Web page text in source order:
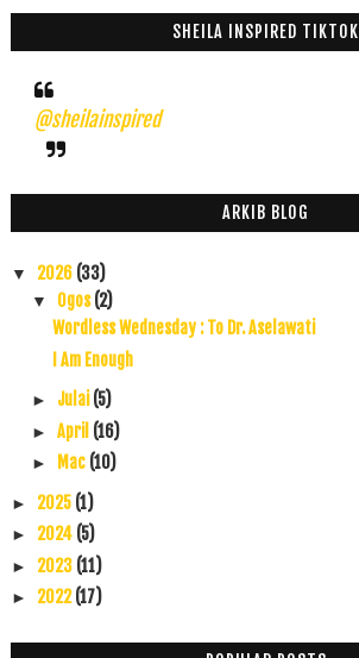
SHEILA INSPIRED TIKTOK
@sheilainspired
ARKIB BLOG
▼ 2026 (33)
▼ Ogos(2)
Wordless Wednesday : To Dr. Aselawati
I Am Enough
► Julai(5)
► April (16)
► Mac (10)
► 2025 (1)
► 2024 (5)
► 2023 (11)
► 2022(17)